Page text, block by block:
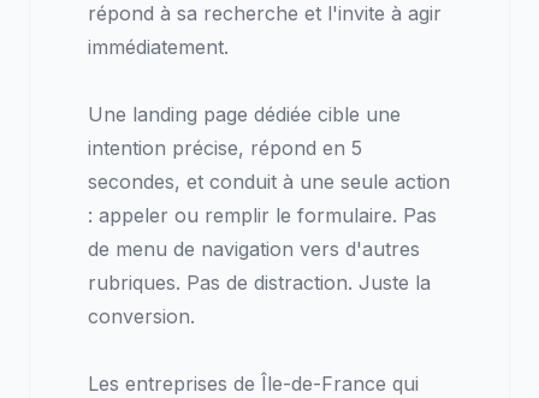
répond à sa recherche et l'invite à agir
immédiatement.
Une landing page dédiée cible une
intention précise, répond en 5
secondes, et conduit à une seule action
: appeler ou remplir le formulaire. Pas
de menu de navigation vers d'autres
rubriques. Pas de distraction. Juste la
conversion.
Les entreprises de Île-de-France qui